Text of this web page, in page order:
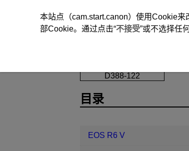
D388-122
目录
EOS R6 V
本站点（cam.start.canon）使用Cookie
部Cookie。通过点击“不接受”或不选择任